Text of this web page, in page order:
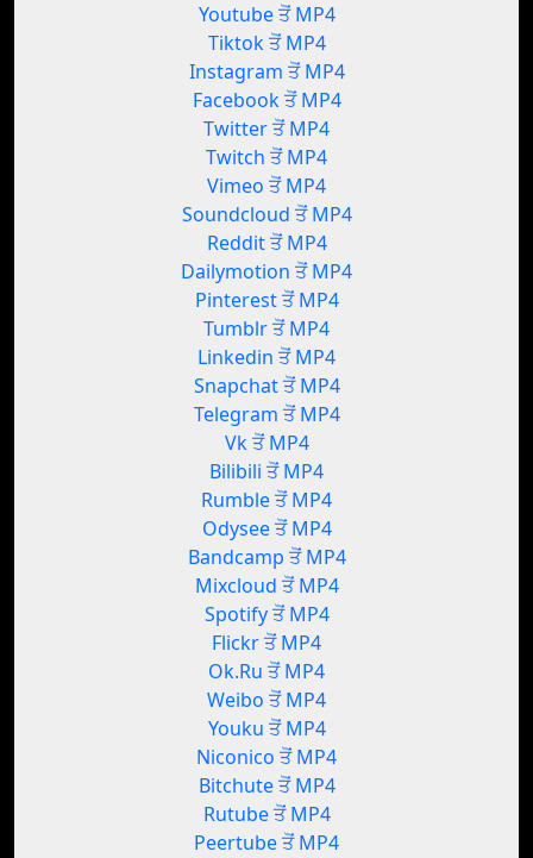
Youtube ਤੋਂ MP4
Tiktok ਤੋਂ MP4
Instagram ਤੋਂ MP4
Facebook ਤੋਂ MP4
Twitter ਤੋਂ MP4
Twitch ਤੋਂ MP4
Vimeo ਤੋਂ MP4
Soundcloud ਤੋਂ MP4
Reddit ਤੋਂ MP4
Dailymotion ਤੋਂ MP4
Pinterest ਤੋਂ MP4
Tumblr ਤੋਂ MP4
Linkedin ਤੋਂ MP4
Snapchat ਤੋਂ MP4
Telegram ਤੋਂ MP4
Vk ਤੋਂ MP4
Bilibili ਤੋਂ MP4
Rumble ਤੋਂ MP4
Odysee ਤੋਂ MP4
Bandcamp ਤੋਂ MP4
Mixcloud ਤੋਂ MP4
Spotify ਤੋਂ MP4
Flickr ਤੋਂ MP4
Ok.Ru ਤੋਂ MP4
Weibo ਤੋਂ MP4
Youku ਤੋਂ MP4
Niconico ਤੋਂ MP4
Bitchute ਤੋਂ MP4
Rutube ਤੋਂ MP4
Peertube ਤੋਂ MP4